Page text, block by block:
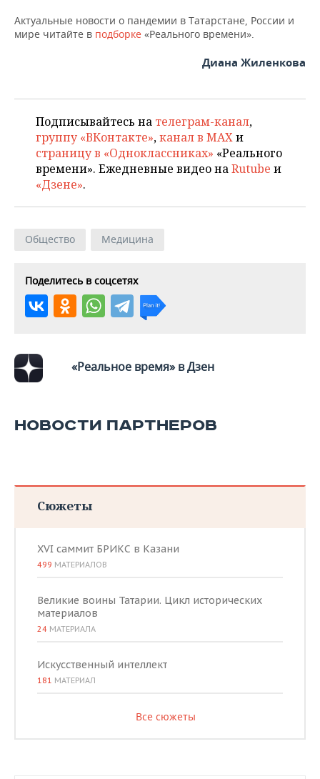
Актуальные новости о пандемии в Татарстане, России и
мире читайте в подборке «Реального времени».
Диана Жиленкова
Подписывайтесь на телеграм-канал,
группу «ВКонтакте»,канал в MAXи
страницу в «Одноклассниках» «Реального
времени». Ежедневные видео наRutube и
«Дзене».
Общество Медицина
Поделитесь в соцсетях
«Реальное время» в Дзен
НОВОСТИ ПАРТНЕРОВ
Сюжеты
XVI саммит БРИКС в Казани
499 МАТЕРИАЛОВ
Великие воины Татарии. Цикл исторических
материалов
24 МАТЕРИАЛА
Искусственный интеллект
181 МАТЕРИАЛ
Все сюжеты